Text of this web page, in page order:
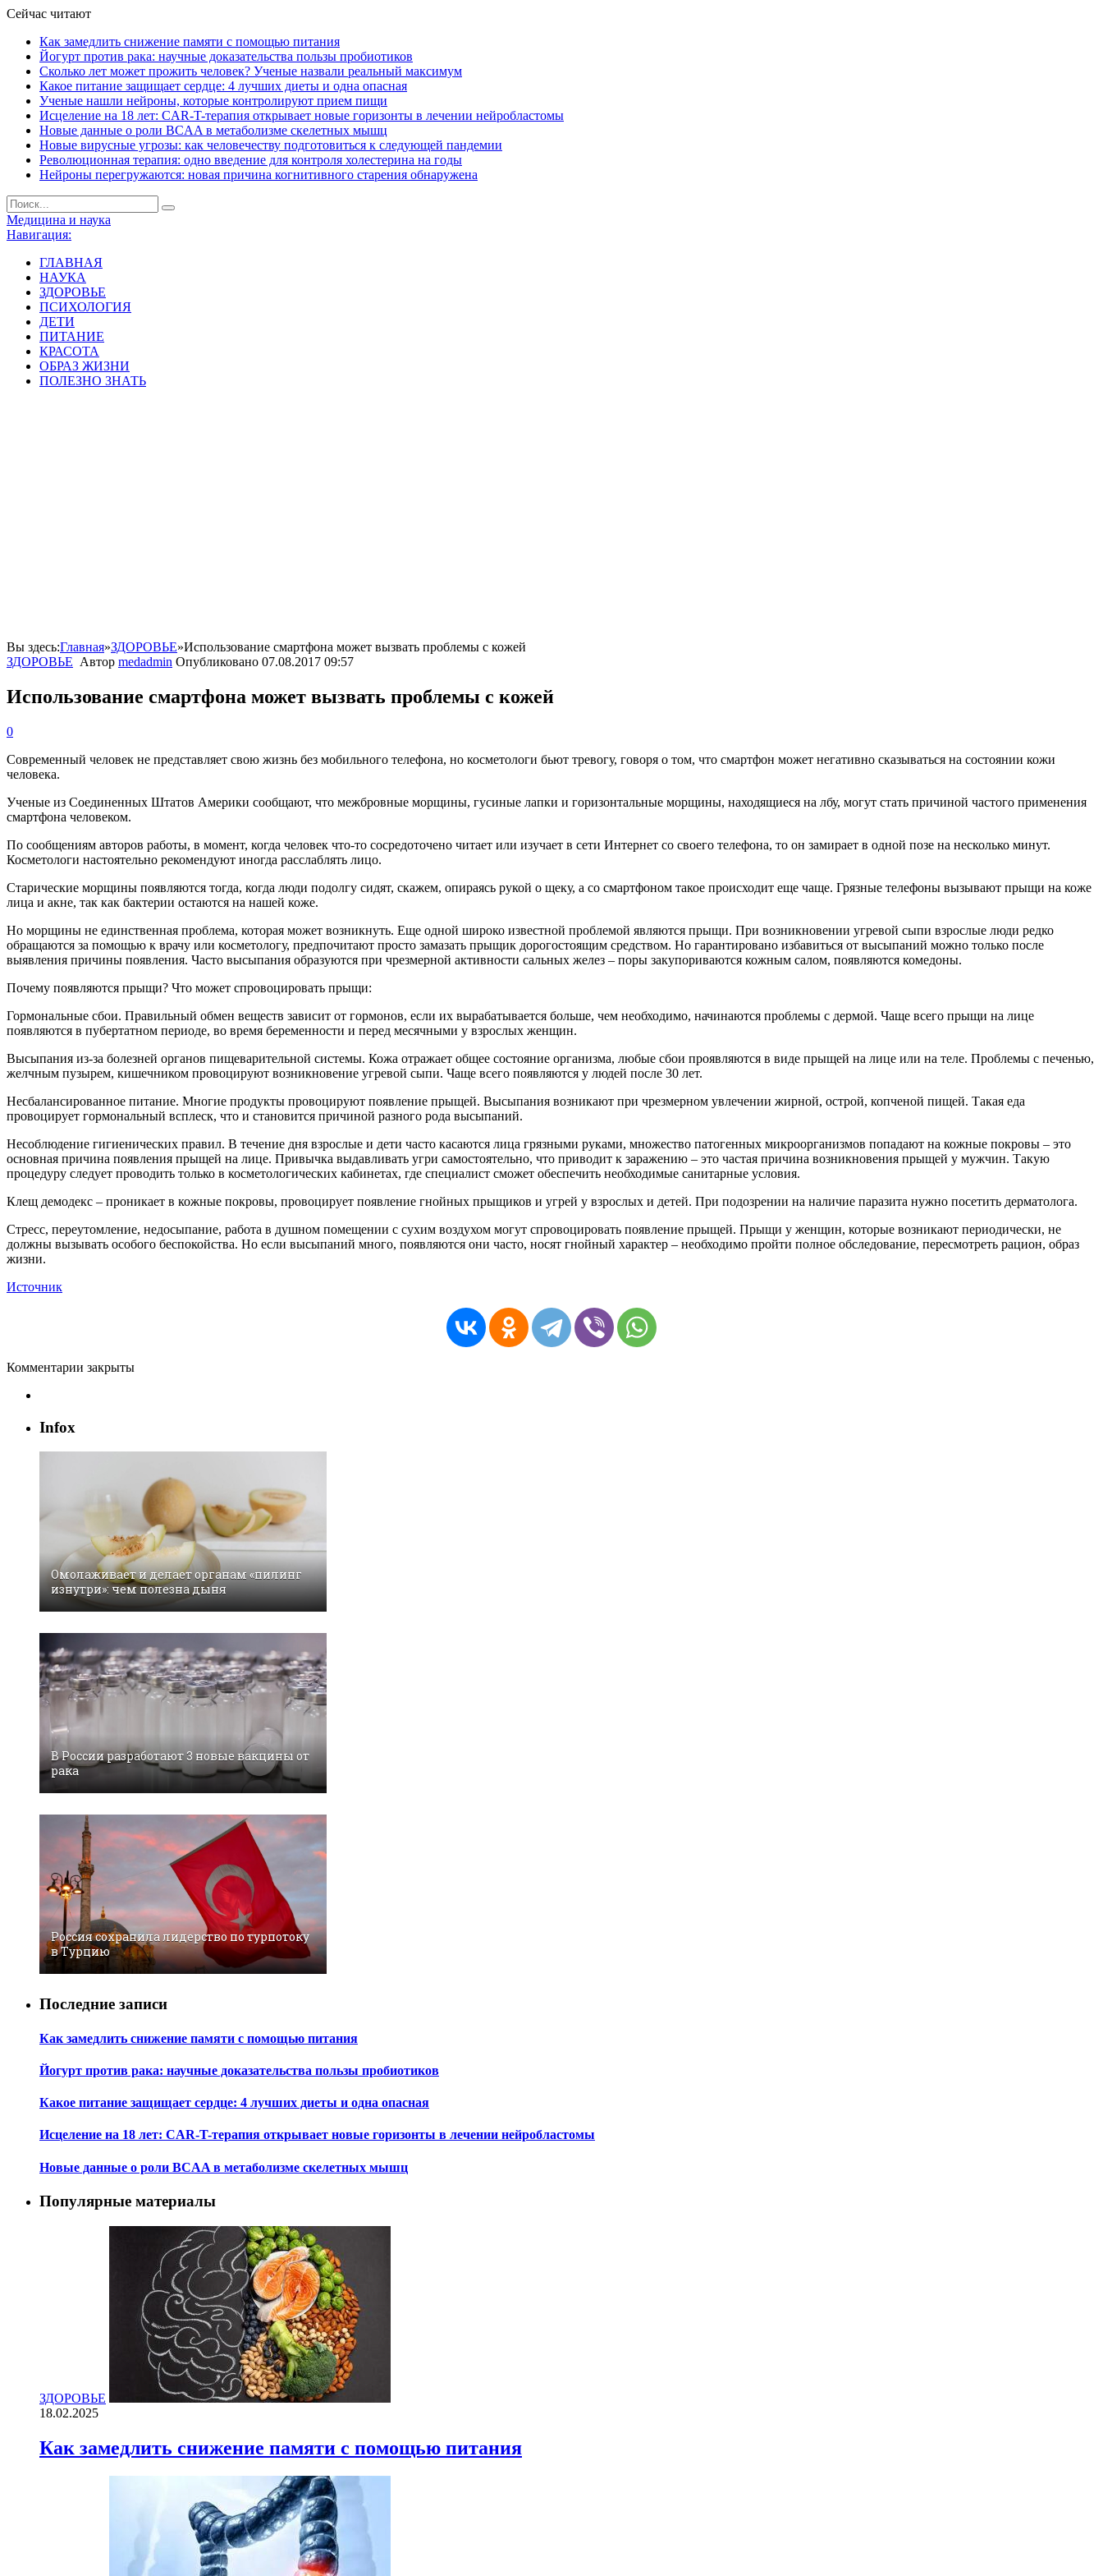
Сейчас читают
Как замедлить снижение памяти с помощью питания
Йогурт против рака: научные доказательства пользы пробиотиков
Сколько лет может прожить человек? Ученые назвали реальный максимум
Какое питание защищает сердце: 4 лучших диеты и одна опасная
Ученые нашли нейроны, которые контролируют прием пищи
Исцеление на 18 лет: CAR-T-терапия открывает новые горизонты в лечении нейробластомы
Новые данные о роли BCAA в метаболизме скелетных мышц
Новые вирусные угрозы: как человечеству подготовиться к следующей пандемии
Революционная терапия: одно введение для контроля холестерина на годы
Нейроны перегружаются: новая причина когнитивного старения обнаружена
Медицина и наука
Навигация:
ГЛАВНАЯ
НАУКА
ЗДОРОВЬЕ
ПСИХОЛОГИЯ
ДЕТИ
ПИТАНИЕ
КРАСОТА
ОБРАЗ ЖИЗНИ
ПОЛЕЗНО ЗНАТЬ
Вы здесь:Главная»ЗДОРОВЬЕ»Использование смартфона может вызвать проблемы с кожей‍
ЗДОРОВЬЕ Автор medadmin Опубликовано 07.08.2017 09:57
Использование смартфона может вызвать проблемы с кожей‍
0
Современный человек не представляет свою жизнь без мобильного телефона, но косметологи бьют тревогу, говоря о том, что смартфон может негативно сказываться на состоянии кожи
человека.
Ученые из Соединенных Штатов Америки сообщают, что межбровные морщины, гусиные лапки и горизонтальные морщины, находящиеся на лбу, могут стать причиной частого применения
смартфона человеком.
По сообщениям авторов работы, в момент, когда человек что-то сосредоточено читает или изучает в сети Интернет со своего телефона, то он замирает в одной позе на несколько минут.
Косметологи настоятельно рекомендуют иногда расслаблять лицо.
Старические морщины появляются тогда, когда люди подолгу сидят, скажем, опираясь рукой о щеку, а со смартфоном такое происходит еще чаще. Грязные телефоны вызывают прыщи на коже
лица и акне, так как бактерии остаются на нашей коже.
Но морщины не единственная проблема, которая может возникнуть. Еще одной широко известной проблемой являются прыщи. При возникновении угревой сыпи взрослые люди редко
обращаются за помощью к врачу или косметологу, предпочитают просто замазать прыщик дорогостоящим средством. Но гарантировано избавиться от высыпаний можно только после
выявления причины появления. Часто высыпания образуются при чрезмерной активности сальных желез – поры закупориваются кожным салом, появляются комедоны.
Почему появляются прыщи? Что может спровоцировать прыщи:
Гормональные сбои. Правильный обмен веществ зависит от гормонов, если их вырабатывается больше, чем необходимо, начинаются проблемы с дермой. Чаще всего прыщи на лице
появляются в пубертатном периоде, во время беременности и перед месячными у взрослых женщин.
Высыпания из-за болезней органов пищеварительной системы. Кожа отражает общее состояние организма, любые сбои проявляются в виде прыщей на лице или на теле. Проблемы с печенью,
желчным пузырем, кишечником провоцируют возникновение угревой сыпи. Чаще всего появляются у людей после 30 лет.
Несбалансированное питание. Многие продукты провоцируют появление прыщей. Высыпания возникают при чрезмерном увлечении жирной, острой, копченой пищей. Такая еда
провоцирует гормональный всплеск, что и становится причиной разного рода высыпаний.
Несоблюдение гигиенических правил. В течение дня взрослые и дети часто касаются лица грязными руками, множество патогенных микроорганизмов попадают на кожные покровы – это
основная причина появления прыщей на лице. Привычка выдавливать угри самостоятельно, что приводит к заражению – это частая причина возникновения прыщей у мужчин. Такую
процедуру следует проводить только в косметологических кабинетах, где специалист сможет обеспечить необходимые санитарные условия.
Клещ демодекс – проникает в кожные покровы, провоцирует появление гнойных прыщиков и угрей у взрослых и детей. При подозрении на наличие паразита нужно посетить дерматолога.
Стресс, переутомление, недосыпание, работа в душном помещении с сухим воздухом могут спровоцировать появление прыщей. Прыщи у женщин, которые возникают периодически, не
должны вызывать особого беспокойства. Но если высыпаний много, появляются они часто, носят гнойный характер – необходимо пройти полное обследование, пересмотреть рацион, образ
жизни.
Источник
Комментарии закрыты
Infox
Омолаживает и делает органам «пилинг
изнутри»: чем полезна дыня
В России разработают 3 новые вакцины от
рака
Россия сохранила лидерство по турпотоку
в Турцию
Последние записи
Как замедлить снижение памяти с помощью питания
Йогурт против рака: научные доказательства пользы пробиотиков
Какое питание защищает сердце: 4 лучших диеты и одна опасная
Исцеление на 18 лет: CAR-T-терапия открывает новые горизонты в лечении нейробластомы
Новые данные о роли BCAA в метаболизме скелетных мышц
Популярные материалы
ЗДОРОВЬЕ
18.02.2025
Как замедлить снижение памяти с помощью питания